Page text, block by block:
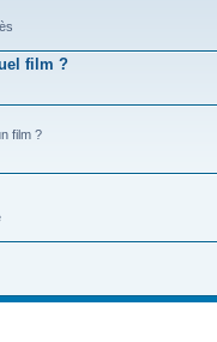
film ?
film ?